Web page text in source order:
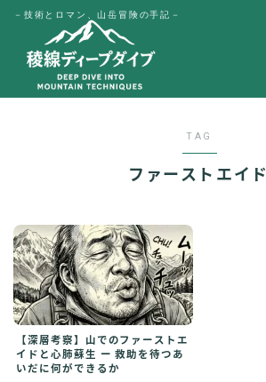
－技術とロマン、山岳冒険の手記－
MENU
Japanese
TAG
ファーストエイド
【深層考察】山でのファーストエ
イドと心肺蘇生 ー 救助を待つあ
いだに何ができるか